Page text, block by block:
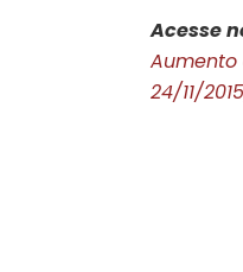
Acesse
24/11/